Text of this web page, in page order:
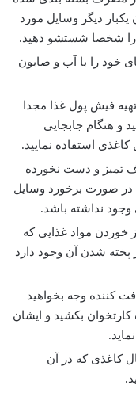
دیگر وسایل مورد
را شخصا شستشو دهید.
خود را با آب و صابون
فیش پول غذا مجدا
و هنگام جابجایی
استفاده نمایید.
تمیز و دست نخورده
در صورت برخورد وسایل
وجود نداشته باشد.
خوردن مواد غذایی که
پخته شدن آن وجود دارد
کننده وجه بخواهید
کارتخوان بکشید و ایشان
کاغذی که در آن